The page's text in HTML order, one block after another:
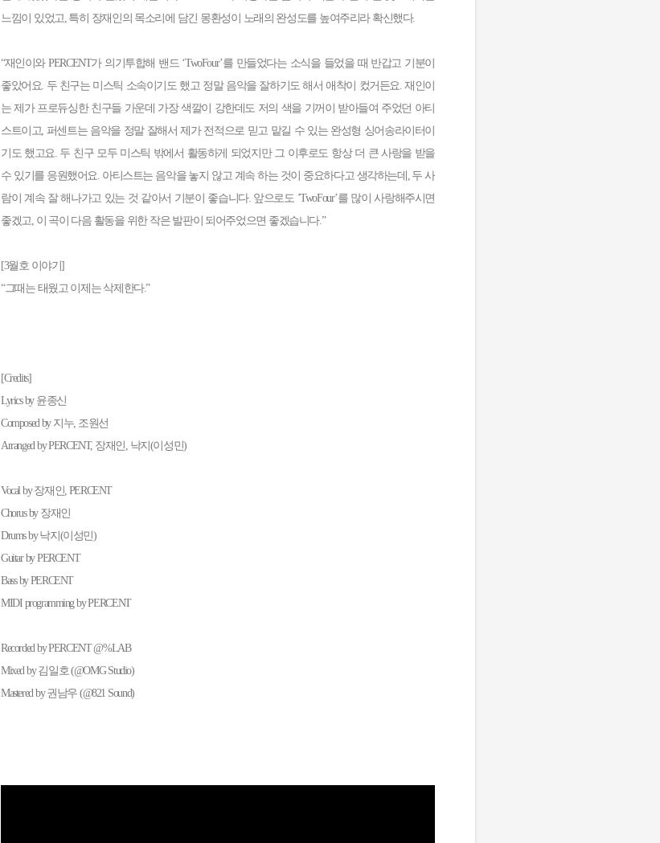
느낌이 있었고, 특히 장재인의 목소리에 담긴 몽환성이 노래의 완성도를 높여주리라 확신했다.
“재인이와 PERCENT가 의기투합해 밴드 ‘TwoFour’를 만들었다는 소식을 들었을 때 반갑고 기분이
좋았어요. 두 친구는 미스틱 소속이기도 했고 정말 음악을 잘하기도 해서 애착이 컸거든요. 재인이
는 제가 프로듀싱한 친구들 가운데 가장 색깔이 강한데도 저의 색을 기꺼이 받아들여 주었던 아티
스트이고, 퍼센트는 음악을 정말 잘해서 제가 전적으로 믿고 맡길 수 있는 완성형 싱어송라이터이
기도 했고요. 두 친구 모두 미스틱 밖에서 활동하게 되었지만 그 이후로도 항상 더 큰 사랑을 받을
수 있기를 응원했어요. 아티스트는 음악을 놓지 않고 계속 하는 것이 중요하다고 생각하는데, 두 사
람이 계속 잘 해나가고 있는 것 같아서 기분이 좋습니다. 앞으로도 ’TwoFour’를 많이 사랑해주시면
좋겠고, 이 곡이 다음 활동을 위한 작은 발판이 되어주었으면 좋겠습니다.”
[3월호 이야기]
“그때는 태웠고 이제는 삭제한다.”
[Credits]
Lyrics by 윤종신
Composed by 지누, 조원선
Arranged by PERCENT, 장재인, 낙지(이성민)
Vocal by 장재인, PERCENT
Chorus by 장재인
Drums by 낙지(이성민)
Guitar by PERCENT
Bass by PERCENT
MIDI programming by PERCENT
Recorded by PERCENT @%LAB
Mixed by 김일호 (@OMG Studio)
Mastered by 권남우 (@821 Sound)